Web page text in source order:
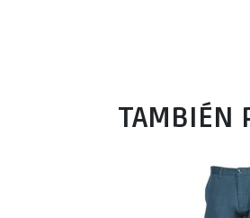
TAMBIÉN